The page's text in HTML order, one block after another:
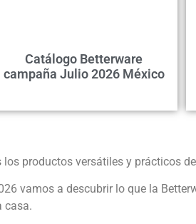
Catálogo Betterware
campaña Julio 2026 México
productos versátiles y prácticos de
vamos a descubrir lo que la
casa.